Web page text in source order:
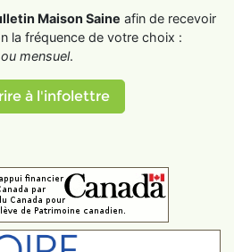
Maison Saine afin de recevoir
la fréquence de votre choix :
mensuel.
à l'infolettre